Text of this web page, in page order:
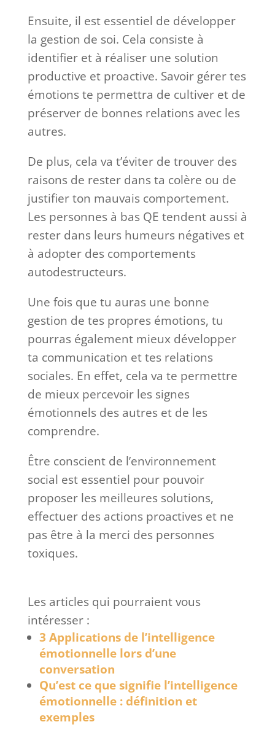
Ensuite, il est essentiel de développer
la gestion de soi. Cela consiste à
identifier et à réaliser une solution
productive et proactive. Savoir gérer tes
émotions te permettra de cultiver et de
préserver de bonnes relations avec les
autres.
De plus, cela va t’éviter de trouver des
raisons de rester dans ta colère ou de
justifier ton mauvais comportement.
Les personnes à bas QE tendent aussi à
rester dans leurs humeurs négatives et
à adopter des comportements
autodestructeurs.
Une fois que tu auras une bonne
gestion de tes propres émotions, tu
pourras également mieux développer
ta communication et tes relations
sociales. En effet, cela va te permettre
de mieux percevoir les signes
émotionnels des autres et de les
comprendre.
Être conscient de l’environnement
social est essentiel pour pouvoir
proposer les meilleures solutions,
effectuer des actions proactives et ne
pas être à la merci des personnes
toxiques.
Les articles qui pourraient vous
intéresser :
3 Applications de l’intelligence
émotionnelle lors d’une
conversation
Qu’est ce que signifie l’intelligence
émotionnelle : définition et
exemples